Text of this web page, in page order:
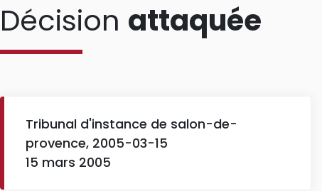
Décision attaquée
Tribunal d'instance de salon-de-
provence, 2005-03-15
15 mars 2005